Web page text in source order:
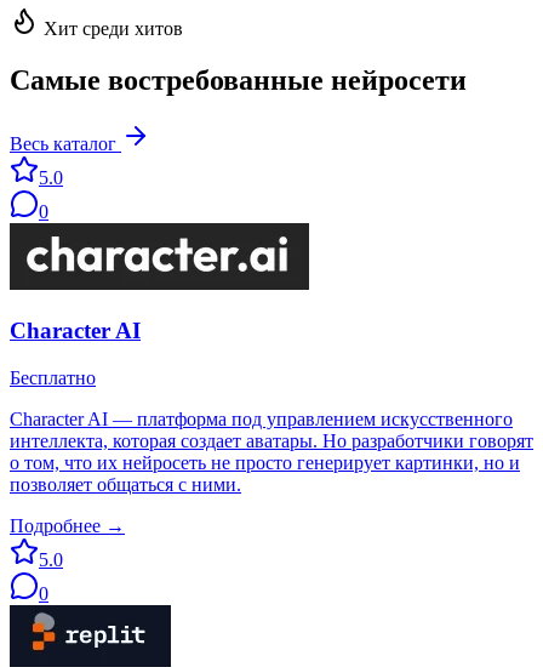
Хит среди хитов
Самые востребованные нейросети
Весь каталог
5.0
0
Character AI
Бесплатно
Character AI — платформа под управлением искусственного
интеллекта, которая создает аватары. Но разработчики говорят
о том, что их нейросеть не просто генерирует картинки, но и
позволяет общаться с ними.
Подробнее →
5.0
0